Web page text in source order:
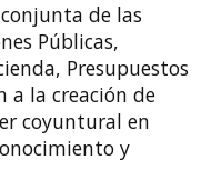
de las
Públicas,
Presupuestos
a la creación de
coyuntural en
y